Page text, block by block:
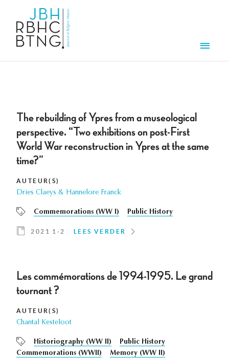
The rebuilding of Ypres from a museological
perspective. “Two exhibitions on post-First
World War reconstruction in Ypres at the same
time?”
AUTEUR(S)
Dries Claeys & Hannelore Franck
Commemorations (WW I) Public History
2021 1-2 LEES VERDER
Les commémorations de 1994-1995. Le grand
tournant ?
AUTEUR(S)
Chantal Kesteloot
Historiography (WW II)
Public History
Commemorations (WWII)
Memory (WW II)